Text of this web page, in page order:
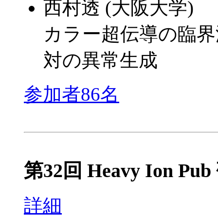
西村透 (大阪大学)
カラー超伝導の臨
対の異常生成
参加者86名
第32回 Heavy Ion Pub
詳細